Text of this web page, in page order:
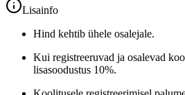
Lisainfo
Hind kehtib ühele osalejale.
Kui registreeruvad ja osalevad
lisasoodustus 10%.